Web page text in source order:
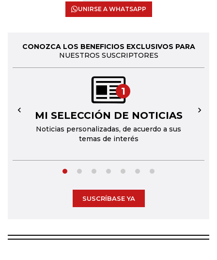
UNIRSE A WHATSAPP
CONOZCA LOS BENEFICIOS EXCLUSIVOS PARA
NUESTROS SUSCRIPTORES
1
MI SELECCIÓN DE NOTICIAS
Noticias personalizadas, de acuerdo a sus
temas de interés
← →
SUSCRÍBASE YA